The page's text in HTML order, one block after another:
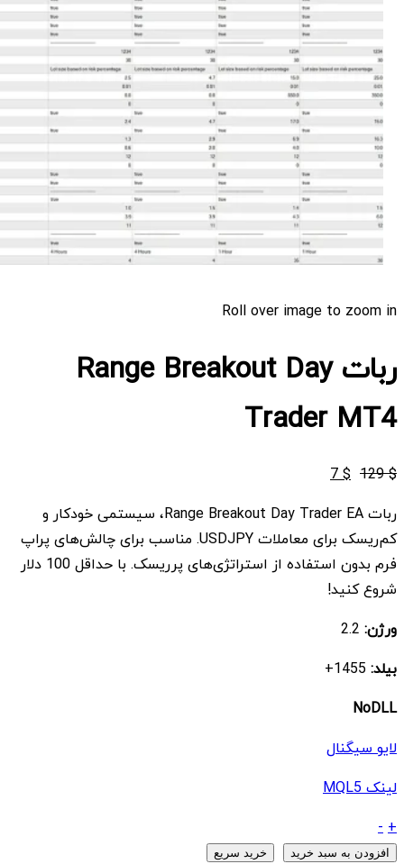
Roll over image to zoom in
ربات Range Breakout Day
Trader MT4
$
129
قیمت
$ 129
بود.
$
7 قیمت
$ 7
است.
ربات Range Breakout Day Trader EA، سیستمی خودکار و
کم‌ریسک برای معاملات USDJPY. مناسب برای چالش‌های پراپ
فرم بدون استفاده از استراتژی‌های پرریسک. با حداقل 100 دلار
شروع کنید!
ورژن:
بیلد:
NoDLL
لایو سیگنال
لینک MQL5
ربات
Range
+
-
افزودن به سبد خرید خرید سریع